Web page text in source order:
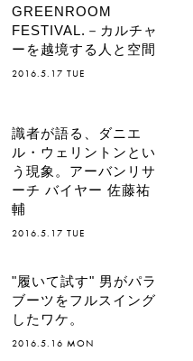
GREENROOM
FESTIVAL.－カルチャ
ーを越境する人と空間
2016.5.17 TUE
識者が語る、ダニエ
ル・ウェリントンとい
う現象。アーバンリサ
ーチ バイヤー 佐藤祐
輔
2016.5.17 TUE
"履いて試す" 男がパラ
ブーツをフルスイング
したワケ。
2016.5.16 MON